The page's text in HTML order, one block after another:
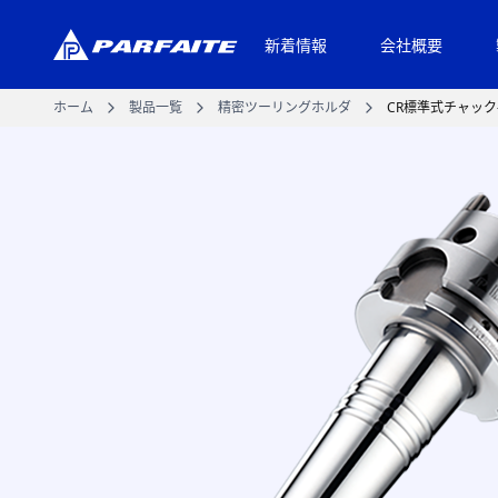
新着情報 会社概要
ホーム 製品一覧 精密ツーリングホルダ CR標準式チャッ